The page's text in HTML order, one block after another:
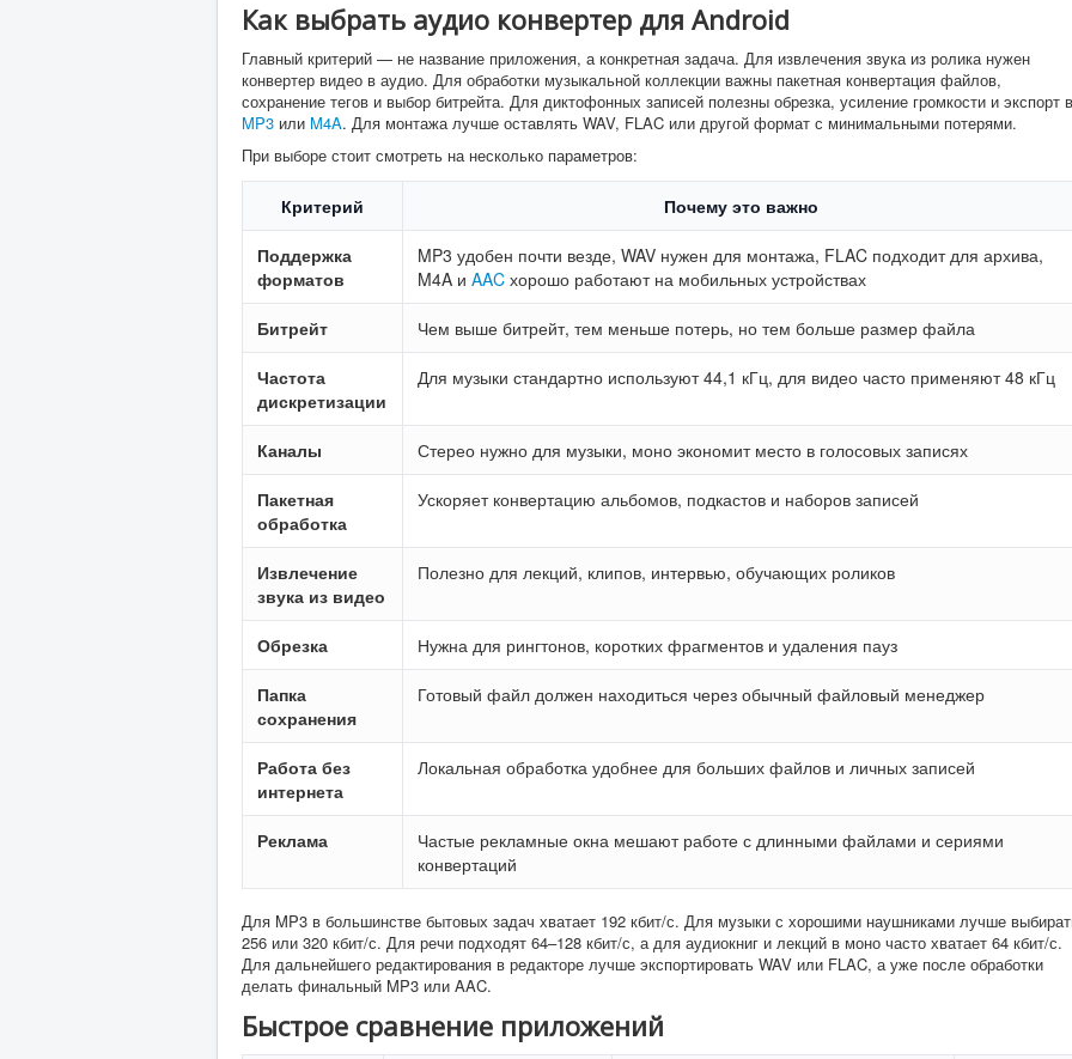
Как выбрать аудио конвертер для Android
Главный критерий — не название приложения, а конкретная задача. Для извлечения звука из ролика нужен
конвертер видео в аудио. Для обработки музыкальной коллекции важны пакетная конвертация файлов,
сохранение тегов и выбор битрейта. Для диктофонных записей полезны обрезка, усиление громкости и экспорт в
MP3 или M4A. Для монтажа лучше оставлять WAV, FLAC или другой формат с минимальными потерями.
При выборе стоит смотреть на несколько параметров:
Критерий Почему это важно
Поддержка
форматов
MP3 удобен почти везде, WAV нужен для монтажа, FLAC подходит для архива,
M4A и AAC хорошо работают на мобильных устройствах
Битрейт Чем выше битрейт, тем меньше потерь, но тем больше размер файла
Частота
дискретизации
Для музыки стандартно используют 44,1 кГц, для видео часто применяют 48 кГц
Каналы Стерео нужно для музыки, моно экономит место в голосовых записях
Пакетная
обработка
Ускоряет конвертацию альбомов, подкастов и наборов записей
Извлечение
звука из видео
Полезно для лекций, клипов, интервью, обучающих роликов
Обрезка Нужна для рингтонов, коротких фрагментов и удаления пауз
Папка
сохранения
Готовый файл должен находиться через обычный файловый менеджер
Работа без
интернета
Локальная обработка удобнее для больших файлов и личных записей
Реклама
Частые рекламные окна мешают работе с длинными файлами и сериями
конвертаций
Для MP3 в большинстве бытовых задач хватает 192 кбит/с. Для музыки с хорошими наушниками лучше
256 или 320 кбит/с. Для речи подходят 64–128 кбит/с, а для аудиокниг и лекций в моно часто хватает 64 кбит/с.
Для дальнейшего редактирования в редакторе лучше экспортировать WAV или FLAC, а уже после обработки
делать финальный MP3 или AAC.
Быстрое сравнение приложений